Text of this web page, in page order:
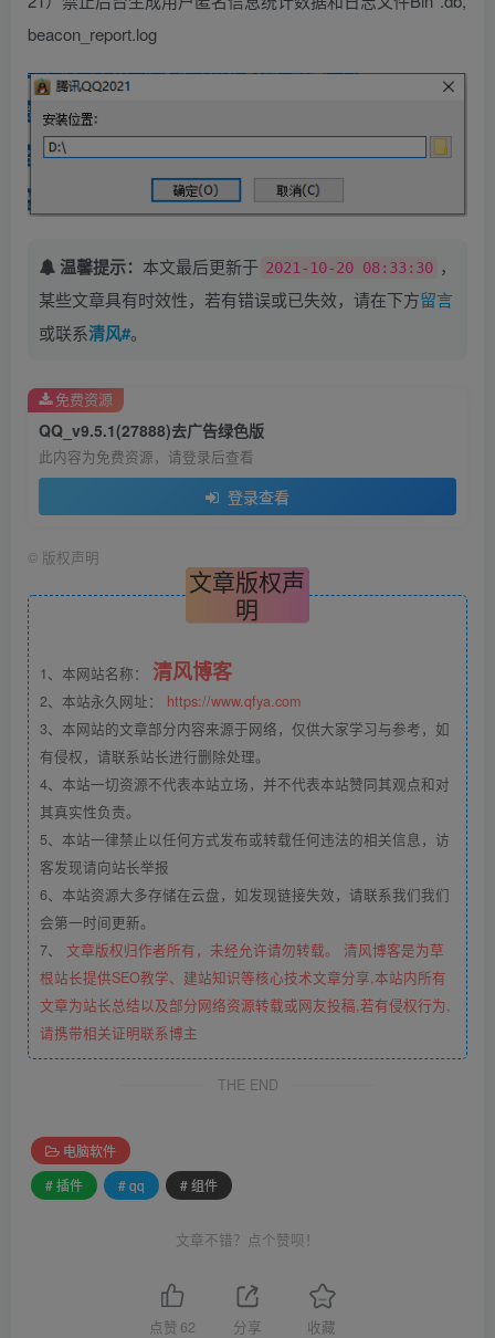
beacon_report.log
温馨提示： 本文最后更新于 2021-10-20 08:33:30 ，
某些文章具有时效性，若有错误或已失效，请在下方留言
或联系清风#。
QQ_v9.5.1(27888)去广告绿色版
此内容为免费资源，请登录后查看
登录查看
免费资源
© 版权声明
文章版权声
明
1、本网站名称： 清风博客
2、本站永久网址： https://www.qfya.com
3、本网站的文章部分内容来源于网络，仅供大家学习与参考，如
有侵权，请联系站长进行删除处理。
4、本站一切资源不代表本站立场，并不代表本站赞同其观点和对
其真实性负责。
5、本站一律禁止以任何方式发布或转载任何违法的相关信息，访
客发现请向站长举报
6、本站资源大多存储在云盘，如发现链接失效，请联系我们我们
会第一时间更新。
7、 文章版权归作者所有，未经允许请勿转载。 清风博客是为草
根站长提供SEO教学、建站知识等核心技术文章分享,本站内所有
文章为站长总结以及部分网络资源转载或网友投稿,若有侵权行为,
请携带相关证明联系博主
THE END
电脑软件
# 插件
# qq # 组件
文章不错？点个赞呗！
点赞 62 分享 收藏